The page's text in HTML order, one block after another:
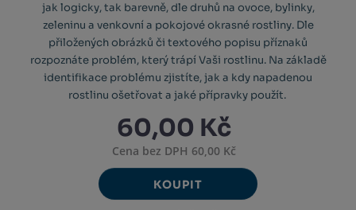
jak logicky, tak barevně, dle druhů na ovoce, bylinky,
zeleninu a venkovní a pokojové okrasné rostliny. Dle
přiložených obrázků či textového popisu příznaků
rozpoznáte problém, který trápí Vaši rostlinu. Na základě
identifikace problému zjistíte, jak a kdy napadenou
rostlinu ošetřovat a jaké přípravky použít.
60,00 Kč
Cena bez DPH 60,00 Kč
KOUPIT